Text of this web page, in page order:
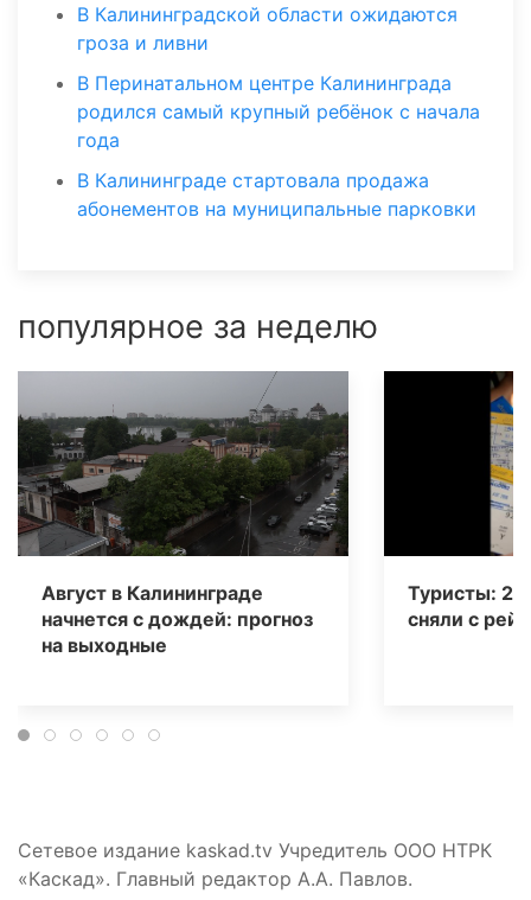
В Калининградской области ожидаются
гроза и ливни
В Перинатальном центре Калининграда
родился самый крупный ребёнок с начала
года
В Калининграде стартовала продажа
абонементов на муниципальные парковки
популярное за неделю
Август в Калининграде
начнется с дождей: прогноз
на выходные
Туристы: 20
сняли с
Сетевое издание kaskad.tv Учредитель ООО НТРК
«Каскад». Главный редактор А.А. Павлов.